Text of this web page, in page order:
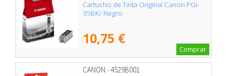
Cartucho de Tinta Original Canon PGI-
35BK/ Negro
10,75 €
Comprar
CANON - 4529B001